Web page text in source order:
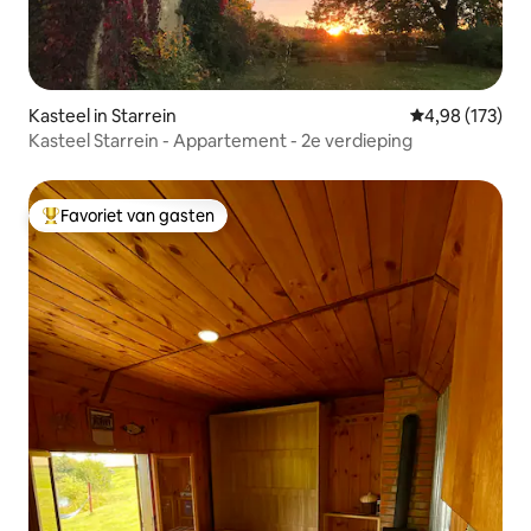
Kasteel in Starrein Gemiddelde
4,98 (173)
Kasteel Starrein - Appartement - 2e verdieping
Topfavoriet van gasten
Favoriet van gasten